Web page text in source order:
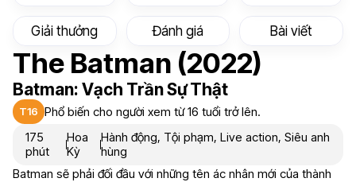
Giải thưởng Đánh giá Bài viết
The Batman (2022)
Batman: Vạch Trần Sự Thật
T16 Phổ biến cho người xem từ 16 tuổi trở lên.
175
phút
Hoa
Kỳ
Hành động, Tội phạm,Live action,Siêu anh
hùng
Batman sẽ phải đối đầu với những tên ác nhân mới của thành